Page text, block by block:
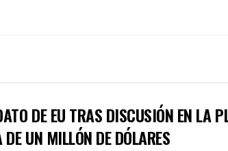
DE EU TRAS DISCUSIÓN EN LA
UN MILLÓN DE DÓLARES